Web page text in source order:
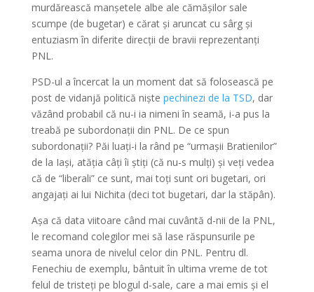
murdărească manșetele albe ale cămășilor sale
scumpe (de bugetar) e cărat și aruncat cu sârg și
entuziasm în diferite direcții de bravii reprezentanți
PNL.
PSD-ul a încercat la un moment dat să folosească pe
post de vidanjă politică niște pechinezi de la TSD, dar
văzând probabil că nu-i ia nimeni în seamă, i-a pus la
treabă pe subordonații din PNL. De ce spun
subordonații? Păi luați-i la rând pe “urmașii Bratienilor”
de la Iași, atăția câți îi știți (că nu-s mulți) și veți vedea
că de “liberali” ce sunt, mai toți sunt ori bugetari, ori
angajați ai lui Nichita (deci tot bugetari, dar la stăpân).
Așa că data viitoare când mai cuvântă d-nii de la PNL,
le recomand colegilor mei să lase răspunsurile pe
seama unora de nivelul celor din PNL. Pentru dl.
Fenechiu de exemplu, bântuit în ultima vreme de tot
felul de tristeți pe blogul d-sale, care a mai emis și el